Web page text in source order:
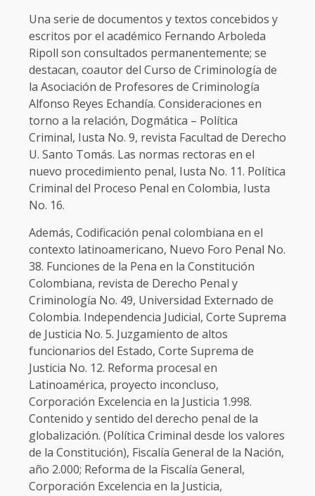
Una serie de documentos y textos concebidos y
escritos por el académico Fernando Arboleda
Ripoll son consultados permanentemente; se
destacan, coautor del Curso de Criminología de
la Asociación de Profesores de Criminología
Alfonso Reyes Echandía. Consideraciones en
torno a la relación, Dogmática – Política
Criminal, Iusta No. 9, revista Facultad de Derecho
U. Santo Tomás. Las normas rectoras en el
nuevo procedimiento penal, Iusta No. 11. Política
Criminal del Proceso Penal en Colombia, Iusta
No. 16.
Además, Codificación penal colombiana en el
contexto latinoamericano, Nuevo Foro Penal No.
38. Funciones de la Pena en la Constitución
Colombiana, revista de Derecho Penal y
Criminología No. 49, Universidad Externado de
Colombia. Independencia Judicial, Corte Suprema
de Justicia No. 5. Juzgamiento de altos
funcionarios del Estado, Corte Suprema de
Justicia No. 12. Reforma procesal en
Latinoamérica, proyecto inconcluso,
Corporación Excelencia en la Justicia 1.998.
Contenido y sentido del derecho penal de la
globalización. (Política Criminal desde los valores
de la Constitución), Fiscalía General de la Nación,
año 2.000; Reforma de la Fiscalía General,
Corporación Excelencia en la Justicia,